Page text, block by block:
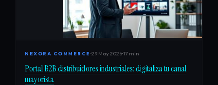
NEXORA COMMERCE 29 May 202617 min
Portal B2B distribuidores industriales: digitaliza tu canal
mayorista